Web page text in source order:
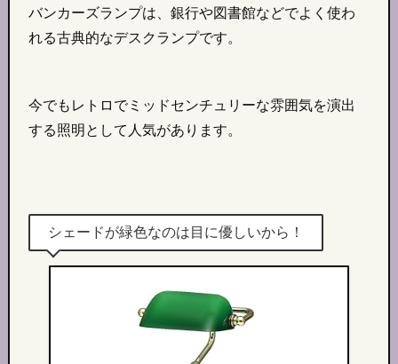
バンカーズランプは、銀行や図書館などでよく使わ
れる古典的なデスクランプです。
今でもレトロでミッドセンチュリーな雰囲気を演出
する照明として人気があります。
シェードが緑色なのは目に優しいから！